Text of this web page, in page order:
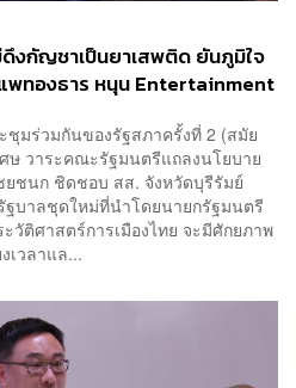
งกัญชาเป็นยาเสพติด ยันภูมิใจ
พทองธาร หนุน Entertainment
มร่วมกันของรัฐสภาครั้งที่ 2 (สมัย
ษ วาระคณะรัฐมนตรีแถลงนโยบาย
ยชนก ชิดชอบ สส. จังหวัดบุรีรัมย์
ฐบาลชุดใหม่ที่นำโดยนายกรัฐมนตรี
วัติศาสตร์การเมืองไทย จะมีศักยภาพ
เวลาแล...